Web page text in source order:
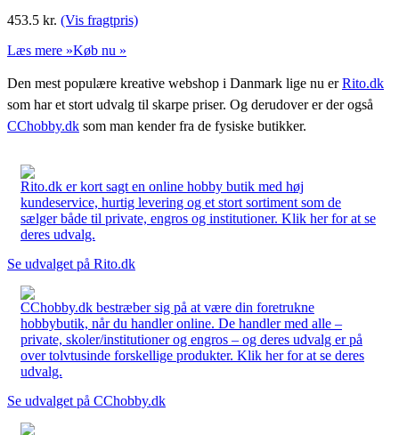
453.5 kr. (Vis fragtpris)
Læs mere »Køb nu »
Den mest populære kreative webshop i Danmark lige nu erRito.dk
som har et stort udvalg til skarpe priser. Og derudover er der også
CChobby.dk som man kender fra de fysiske butikker.
Rito.dk er kort sagt en online hobby butik med høj
kundeservice, hurtig levering og et stort sortiment som de
sælger både til private, engros og institutioner. Klik her for at se
deres udvalg.
Se udvalget på Rito.dk
CChobby.dk bestræber sig på at være din foretrukne
hobbybutik, når du handler online. De handler med alle –
private, skoler/institutioner og engros – og deres udvalg er på
over tolvtusinde forskellige produkter. Klik her for at se deres
udvalg.
Se udvalget på CChobby.dk